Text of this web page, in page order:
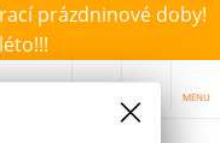
prázdninové doby!
MENU